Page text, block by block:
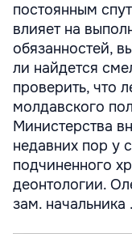
постоянным
влияет на
обязанностей,
ли найдется
проверить, что
молдавского
Министерства
недавних пор у
подчиненного
деонтологии.
зам. начальника